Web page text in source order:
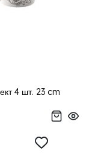
4 шт. 23 cm